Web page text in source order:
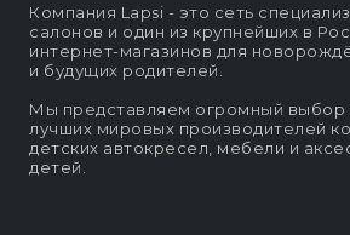
Компания Lapsi - это сеть
салонов и один из крупнейших в
интернет-магазинов для
и будущих родителей.
Мы представляем огромный выбор
лучших мировых производителей
детских автокресел, мебели и
детей.